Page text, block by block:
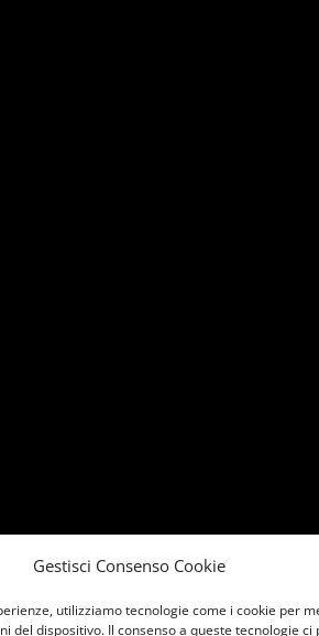
Gestisci Consenso Cookie
utilizziamo tecnologie come i cookie per
del dispositivo. Il consenso a queste tecnologie